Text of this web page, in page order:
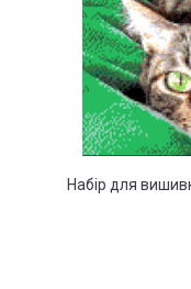
Набір для